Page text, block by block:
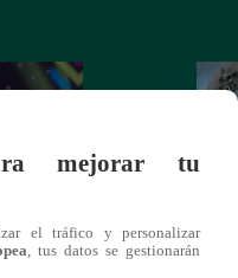
mejorar tu
el tráfico y personalizar
, tus datos se gestionarán